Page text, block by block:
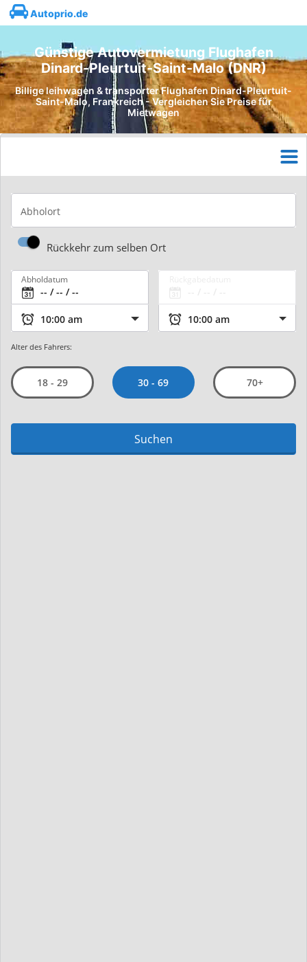
Autoprio.de
Günstige Autovermietung Flughafen
Dinard-Pleurtuit-Saint-Malo (DNR)
Billige leihwagen & transporter Flughafen Dinard-Pleurtuit-
Saint-Malo, Frankreich - Vergleichen Sie Preise für
Mietwagen
Abholort
Rückkehr zum selben Ort
Abholdatum
Alter des Fahrers:
18 - 29 30 - 69 70+
Suchen